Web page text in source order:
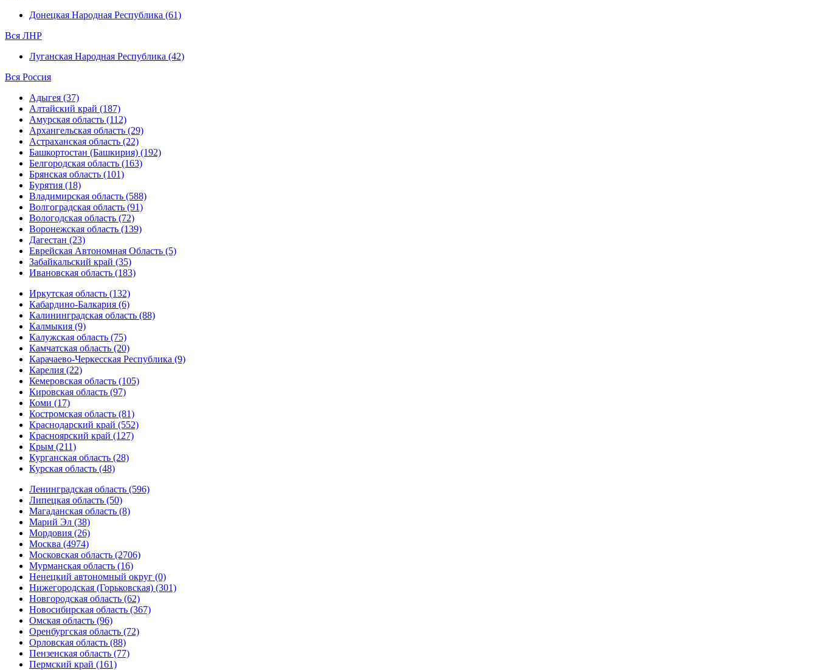
Донецкая Народная Республика (61)
Вся ЛНР
Луганская Народная Республика (42)
Вся Россия
Адыгея (37)
Алтайский край (187)
Амурская область (112)
Архангельская область (29)
Астраханская область (22)
Башкортостан (Башкирия) (192)
Белгородская область (163)
Брянская область (101)
Бурятия (18)
Владимирская область (588)
Волгоградская область (91)
Вологодская область (72)
Воронежская область (139)
Дагестан (23)
Еврейская Автономная Область (5)
Забайкальский край (35)
Ивановская область (183)
Иркутская область (132)
Кабардино-Балкария (6)
Калининградская область (88)
Калмыкия (9)
Калужская область (75)
Камчатская область (20)
Карачаево-Черкесская Республика (9)
Карелия (22)
Кемеровская область (105)
Кировская область (97)
Коми (17)
Костромская область (81)
Краснодарский край (552)
Красноярский край (127)
Крым (211)
Курганская область (28)
Курская область (48)
Ленинградская область (596)
Липецкая область (50)
Магаданская область (8)
Марий Эл (38)
Мордовия (26)
Москва (4974)
Московская область (2706)
Мурманская область (16)
Ненецкий автономный округ (0)
Нижегородская (Горьковская) (301)
Новгородская область (62)
Новосибирская область (367)
Омская область (96)
Оренбургская область (72)
Орловская область (88)
Пензенская область (77)
Пермский край (161)